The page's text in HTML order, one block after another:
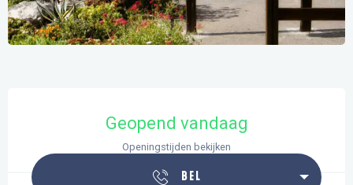
Geopend vandaag
Openingstijden bekijken
BEL